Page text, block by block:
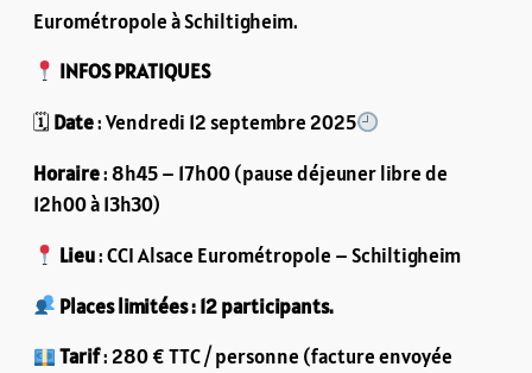
Eurométropole à Schiltigheim.
INFOS PRATIQUES
🗓 Date: Vendredi 12 septembre 2025
Horaire: 8h45 – 17h00 (pause déjeuner libre de
12h00 à 13h30)
Lieu: CCI Alsace Eurométropole – Schiltigheim
Places limitées : 12 participants.
Tarif: 280 € TTC / personne (facture envoyée